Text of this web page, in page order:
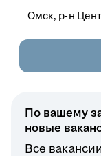
Омск, р-н
По вашему
новые
Все